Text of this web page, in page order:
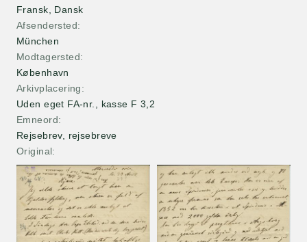
Fransk, Dansk
Afsendersted
München
Modtagersted
København
Arkivplacering
Uden eget FA-nr., kasse F 3,2
Emneord
Rejsebrev, rejsebreve
Original